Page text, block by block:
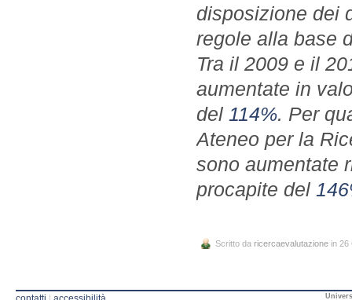
disposizione dei
regole alla base
Tra il 2009 e il
aumentate in
del 114%. Per
Ateneo per la
sono aumentate
procapite del
Scritto da ricercaevalutazione in 26